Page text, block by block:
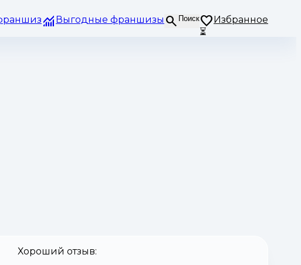
Выгодные франшизы Поиск
Избранное
⏳
Хороший отзыв: